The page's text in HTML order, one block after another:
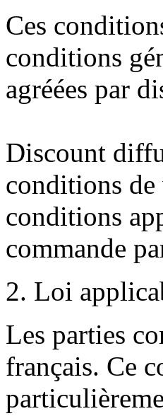
Ces
conditions
agréées par
Discount
conditions de
conditions
commande
2. Loi
Les parties
français. Ce